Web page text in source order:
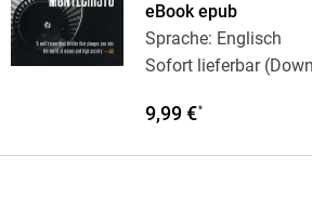
eBook epub
Sprache: Englisch
Sofort lieferbar
9,99 €*